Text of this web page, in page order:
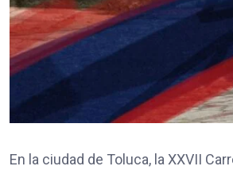
En la ciudad de Toluca, la XXVII